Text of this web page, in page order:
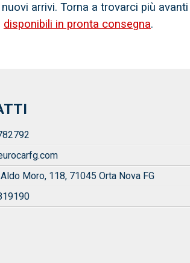
arrivi. Torna a trovarci più
disponibili in pronta consegna.
Moro, 118, 71045 Orta Nova FG